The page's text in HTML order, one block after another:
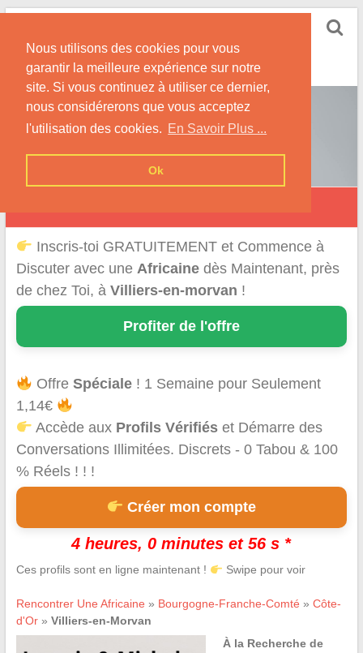
Nous utilisons des cookies pour vous
garantir la meilleure expérience sur notre
site. Si vous continuez à utiliser ce dernier,
nous considérerons que vous acceptez
l'utilisation des cookies. En Savoir Plus ...
Ok
Skip
content
Conseils et Infos pour la Rencontre d'une Belle
Africaine !
Inscris-toi GRATUITEMENT et Commence à
Discuter avec une Africainedès Maintenant, près
de chez Toi, à Villiers-en-morvan !
Profiter de l'offre
OffreSpéciale ! 1 Semaine pour Seulement
1,14€
Accède aux Profils Vérifiés et Démarre des
Conversations Illimitées. Discrets - 0 Tabou & 100
% Réels ! ! !
Créer mon compte
4 heures, 0 minutes et 56 s *
Ces profils sont en ligne maintenant ! Swipe pour voir
Rencontrer Une Africaine » Bourgogne-Franche-Comté » Côte-
d'Or» Villiers-en-Morvan
À la Recherche de